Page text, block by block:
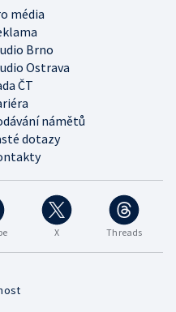
média
Brno
Ostrava
ČT
námětů
dotazy
X Threads